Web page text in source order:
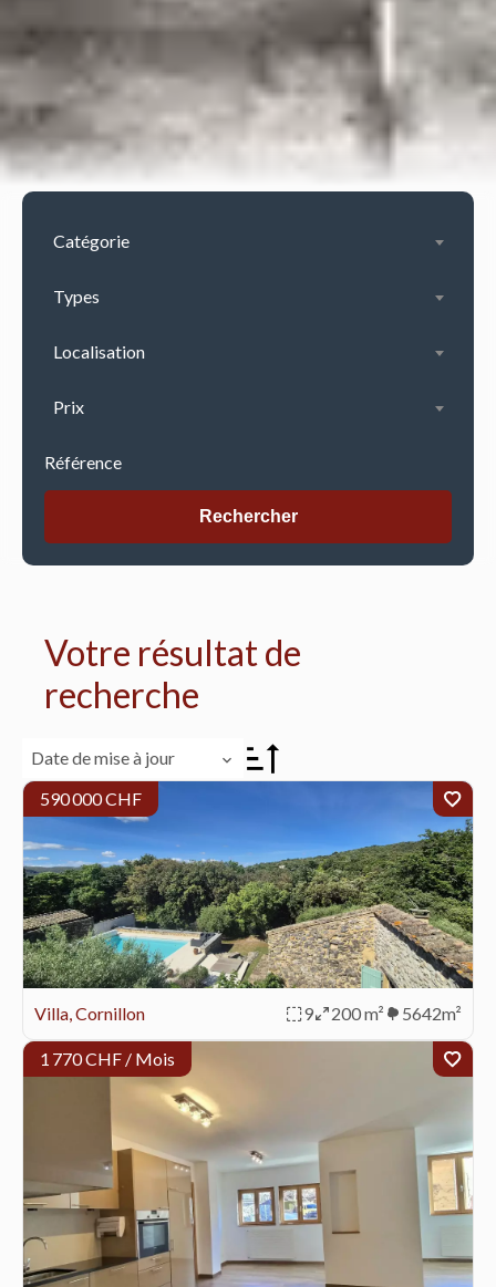
Catégorie
Types
Localisation
Prix
Rechercher
Votre résultat de
recherche
Date de mise à jour
Villa, Cornillon
590 000 CHF
9 200 m² 5642m²
1 770 CHF / Mois